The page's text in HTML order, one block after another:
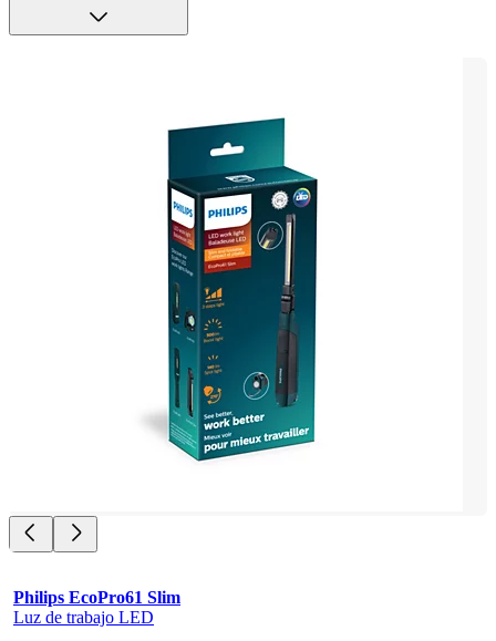
Philips EcoPro61 Slim
Luz de trabajo LED